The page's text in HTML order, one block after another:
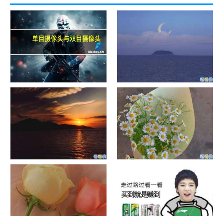
单目摄像头与双目摄像头
晚安励志语录带图片 晚安心语
励志鸡汤
日出文案温柔句子 看日出的微
信说说配图
晒风景照的唯美说说配图 适合
发风景的朋友圈文案